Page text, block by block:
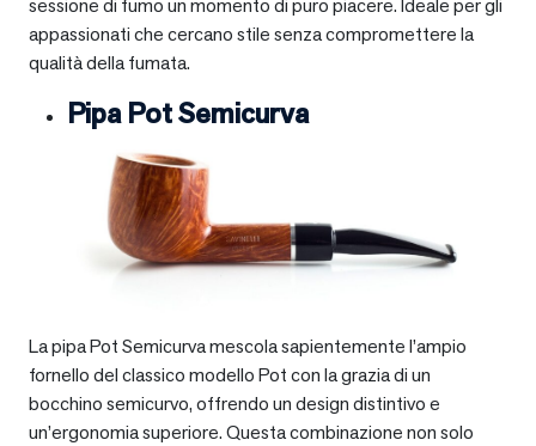
appassionati che cercano stile senza compromettere la
qualità della fumata.
Pipa Pot Semicurva
La pipa Pot Semicurva mescola sapientemente l’ampio
fornello del classico modello Pot con la grazia di un
bocchino semicurvo, offrendo un design distintivo e
un’ergonomia superiore. Questa combinazione non solo